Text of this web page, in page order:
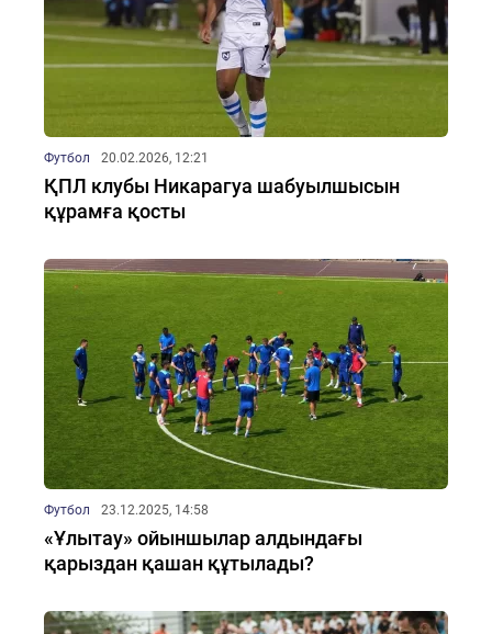
Футбол 20.02.2026, 12:21
ҚПЛ клубы Никарагуа шабуылшысын
құрамға қосты
Футбол 23.12.2025, 14:58
«Ұлытау» ойыншылар алдындағы
қарыздан қашан құтылады?